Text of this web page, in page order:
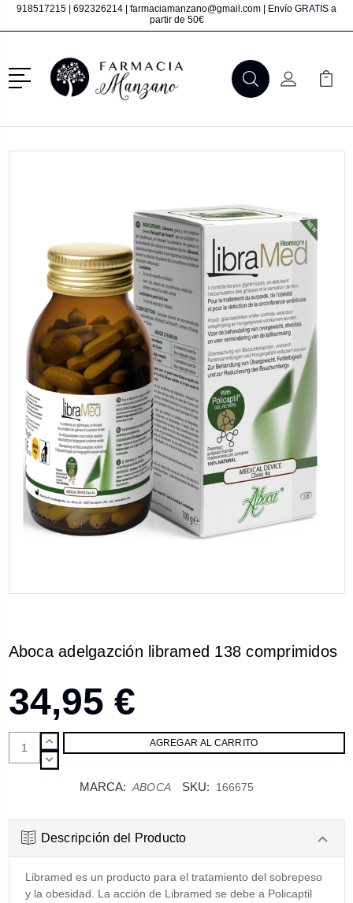
918517215 692326214 farmaciamanzano@gmail.com | Envío GRATIS a
partir de 50€
Menú
BuscarMi Cuenta
Mi
Aboca adelgazción libramed 138 comprimidos
34,95 €
AUMENTAR
CANTIDAD:
DISMINUIR
MARCA: ABOCA SKU: 166675
Descripción del Producto
Libramed es un producto para el tratamiento del sobrepeso
y la obesidad. La acción de Libramed se debe a Policaptil